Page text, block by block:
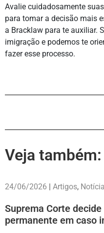
Avalie cuidadosamente
para tomar a decisão mais
a Bracklaw para te auxiliar.
imigração e podemos te
fazer esse processo.
Veja também:
24/06/2026 | Artigos,
Suprema Corte
permanente em caso